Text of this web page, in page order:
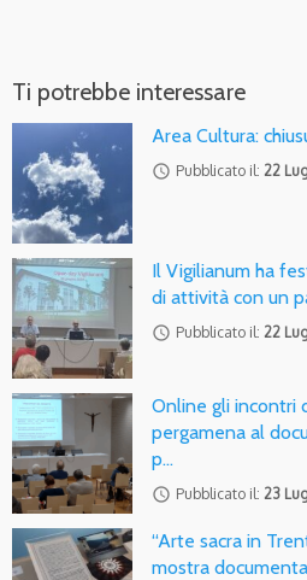
Ti potrebbe interessare
Area Cultura:
access_time Pubblicato il: 22
Il Vigilianum ha
di attività con un
access_time Pubblicato il: 22
Online gli incontri
pergamena al
p…
access_time Pubblicato il: 23
“Arte sacra in
mostra